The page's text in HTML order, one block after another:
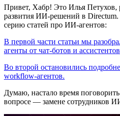
Привет, Хабр! Это Илья Петухов,
развития ИИ-решений в
серию статей про ИИ-агентов:
В первой части статьи мы
агенты от чат-ботов и
Во второй остановились
workflow-агентов.
Думаю, настало время
вопросе — замене сотрудников